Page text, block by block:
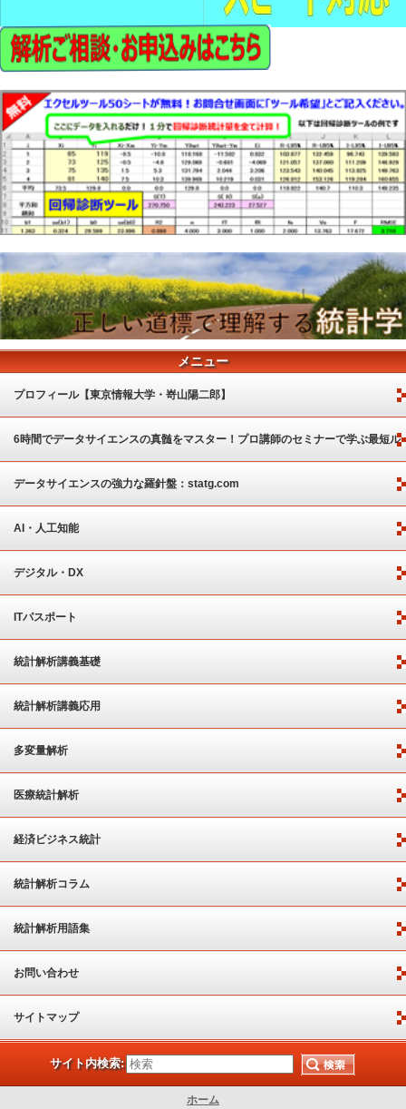
メニュー
プロフィール【東京情報大学・嵜山陽二郎】
6時間でデータサイエンスの真髄をマスター！プロ講師のセミナーで学ぶ最短ル
ート
データサイエンスの強力な羅針盤：statg.com
AI・人工知能
デジタル・DX
ITパスポート
統計解析講義基礎
統計解析講義応用
多変量解析
医療統計解析
経済ビジネス統計
統計解析コラム
統計解析用語集
お問い合わせ
サイトマップ
サイト内検索:
ホーム